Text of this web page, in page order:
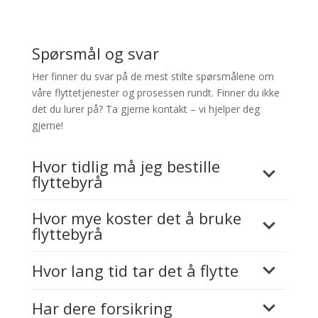
Spørsmål og svar
Her finner du svar på de mest stilte spørsmålene om
våre flyttetjenester og prosessen rundt. Finner du ikke
det du lurer på? Ta gjerne kontakt – vi hjelper deg
gjerne!
Hvor tidlig må jeg bestille
flyttebyrå
Hvor mye koster det å bruke
flyttebyrå
Hvor lang tid tar det å flytte
Har dere forsikring